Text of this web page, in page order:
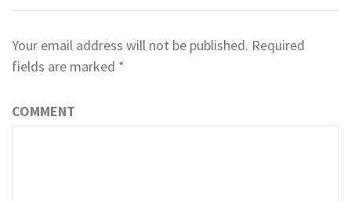
Your email address will not be published. Required
fields are marked *
COMMENT